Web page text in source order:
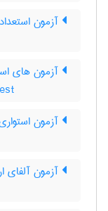
آزمون استعداد
آزمون های
آزمون
آزمون آلفای